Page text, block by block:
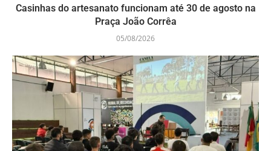
Casinhas do artesanato funcionam até 30 de agosto na
Praça João Corrêa
05/08/2026